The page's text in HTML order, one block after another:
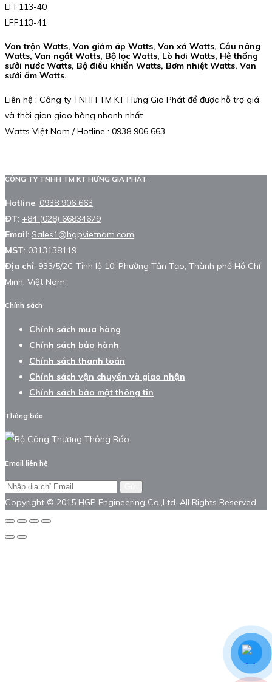
LFF113-40
LFF113-41
Van trộn Watts, Van giảm áp Watts, Van xả Watts, Cầu nâng
Watts, Van ngắt Watts, Bộ lọc Watts, Lò hơi Watts, Hệ thống
sưởi nước Watts, Bộ điều khiển Watts, Bơm nhiệt Watts, Van
sưởi ấm Watts.
Liên hệ : Công ty TNHH TM KT Hưng Gia Phát để được hỗ trợ giá
và thời gian giao hàng nhanh nhất.
Watts Việt Nam / Hotline : 0938 906 663
CÔNG TY TNHH TM KT HƯNG GIA PHÁT
Hotline: 0938 906 663
ĐT: +84 (028) 66834679
Email: Sales1@hgpvietnam.com
MST: 0313138119
Địa chỉ: 933/5/2C Tỉnh lộ 10, Phường Tân Tạo, Thành phố Hồ Chí
Minh, Việt Nam.
Chính sách
Chính sách mua hàng
Chính sách bảo hành
Chính sách thanh toán
Chính sách vận chuyển và giao nhận
Chính sách bảo mật thông tin
Thông báo
Email liên hệ
Copyright © 2015 HGP Engineering Co.,Ltd. All Rights Reserved